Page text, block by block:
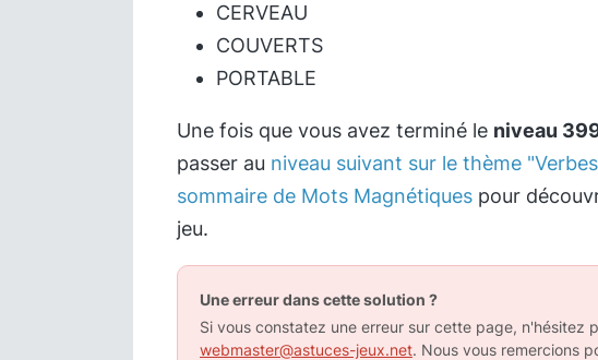
CERVEAU
COUVERTS
PORTABLE
Une fois que vous avez terminé le niveau
passer au niveau suivant sur le thème
sommaire de Mots Magnétiques pour
jeu.
Une erreur dans cette solution ?
Si vous constatez une erreur sur cette page, n'hésitez
webmaster@astuces-jeux.net. Nous vous remercions